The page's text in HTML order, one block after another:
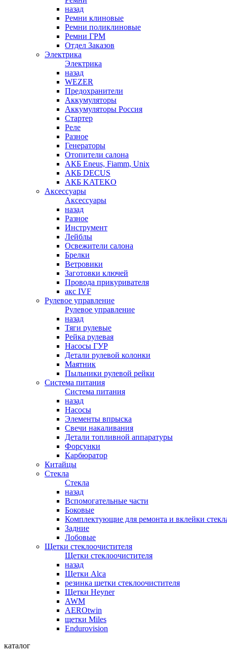
назад
Ремни клиновые
Ремни поликлиновые
Ремни ГРМ
Отдел Заказов
Электрика
Электрика
назад
WEZER
Предохранители
Аккумуляторы
Аккумуляторы Россия
Стартер
Реле
Разное
Генераторы
Отопители салона
АКБ Eneus, Fiamm, Unix
АКБ DECUS
АКБ KATEKO
Аксессуары
Аксессуары
назад
Разное
Инструмент
Лейблы
Освежители салона
Брелки
Ветровики
Заготовки ключей
Провода прикуривателя
акс IVF
Рулевое управление
Рулевое управление
назад
Тяги рулевые
Рейка рулевая
Насосы ГУР
Детали рулевой колонки
Маятник
Пыльники рулевой рейки
Система питания
Система питания
назад
Насосы
Элементы впрыска
Свечи накаливания
Детали топливной аппаратуры
Форсунки
Карбюратор
Китайцы
Стекла
Стекла
назад
Вспомогательные части
Боковые
Комплектующие для ремонта и вклейки
Задние
Лобовые
Щетки стеклоочистителя
Щетки стеклоочистителя
назад
Щетки Alca
резинка щетки стеклоочистителя
Щетки Heyner
AWM
AEROtwin
щетки Miles
Endurovision
каталог